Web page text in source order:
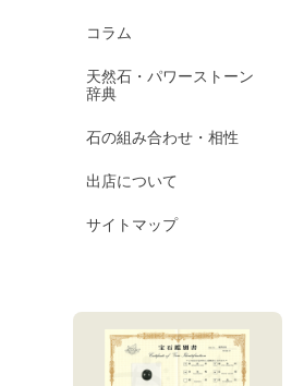
コラム
天然石・パワーストーン
辞典
石の組み合わせ・相性
出店について
サイトマップ